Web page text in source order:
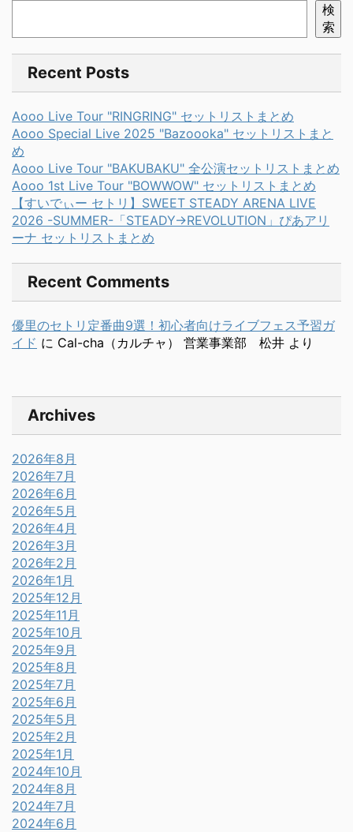
検
索
Recent Posts
Aooo Live Tour "RINGRING" セットリストまとめ
Aooo Special Live 2025 "Bazoooka" セットリストまと
め
Aooo Live Tour "BAKUBAKU" 全公演セットリストまとめ
Aooo 1st Live Tour "BOWWOW" セットリストまとめ
【すいでぃー セトリ】SWEET STEADY ARENA LIVE
2026 -SUMMER-「STEADY→REVOLUTION」ぴあアリ
ーナ セットリストまとめ
Recent Comments
優里のセトリ定番曲9選！初心者向けライブフェス予習ガ
イド に Cal-cha（カルチャ） 営業事業部 松井 より
Archives
2026年8月
2026年7月
2026年6月
2026年5月
2026年4月
2026年3月
2026年2月
2026年1月
2025年12月
2025年11月
2025年10月
2025年9月
2025年8月
2025年7月
2025年6月
2025年5月
2025年2月
2025年1月
2024年10月
2024年8月
2024年7月
2024年6月